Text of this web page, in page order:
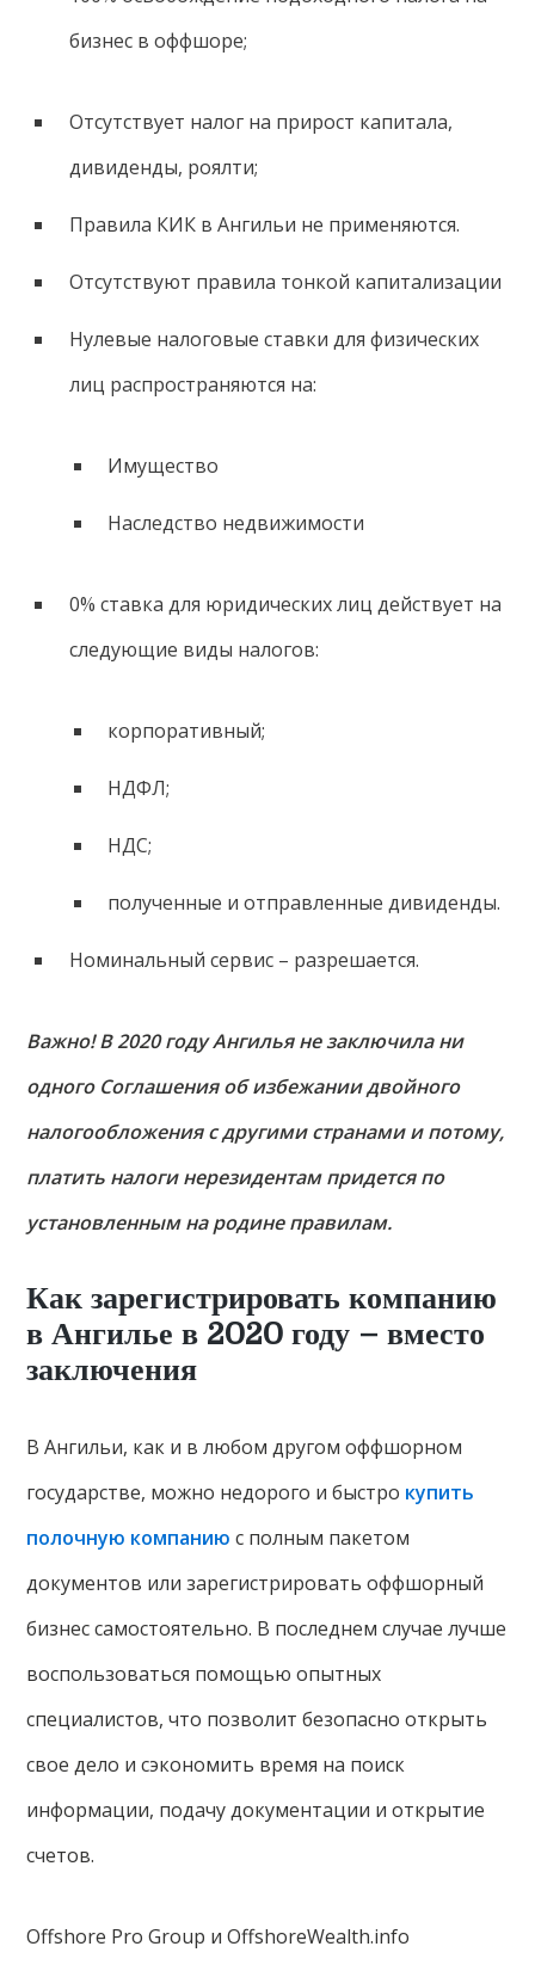
бизнес в оффшоре;
Отсутствует налог на прирост капитала,
дивиденды, роялти;
Правила КИК в Ангильи не применяются.
Отсутствуют правила тонкой капитализации
Нулевые налоговые ставки для физических
лиц распространяются на:
Имущество
Наследство недвижимости
0% ставка для юридических лиц действует на
следующие виды налогов:
корпоративный;
НДФЛ;
НДС;
полученные и отправленные дивиденды.
Номинальный сервис – разрешается.
Важно! В 2020 году Ангилья не заключила ни
одного Соглашения об избежании двойного
налогообложения с другими странами и потому,
платить налоги нерезидентам придется по
установленным на родине правилам.
Как зарегистрировать компанию
в Ангилье в 2020 году – вместо
заключения
В Ангильи, как и в любом другом оффшорном
государстве, можно недорого и быстро купить
полочную компанию с полным пакетом
документов или зарегистрировать оффшорный
бизнес самостоятельно. В последнем случае лучше
воспользоваться помощью опытных
специалистов, что позволит безопасно открыть
свое дело и сэкономить время на поиск
информации, подачу документации и открытие
счетов.
Offshore Pro Group и OffshoreWealth.info